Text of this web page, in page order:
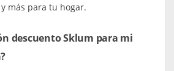
más para tu hogar.
descuento Sklum para mi